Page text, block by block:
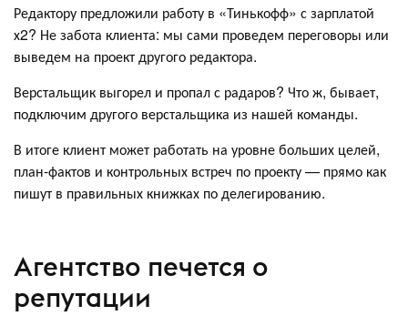
Редактору предложили работу в «Тинькофф» с зарплатой
х2? Не забота клиента: мы сами проведем переговоры или
выведем на проект другого редактора.
Верстальщик выгорел и пропал с радаров? Что ж, бывает,
подключим другого верстальщика из нашей команды.
В итоге клиент может работать на уровне больших целей,
план-фактов и контрольных встреч по проекту — прямо как
пишут в правильных книжках по делегированию.
Агентство печется о
репутации